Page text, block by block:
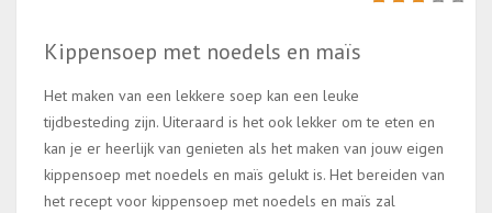
Kippensoep met noedels en maïs
Het maken van een lekkere soep kan een leuke
tijdbesteding zijn. Uiteraard is het ook lekker om te eten en
kan je er heerlijk van genieten als het maken van jouw eigen
kippensoep met noedels en maïs gelukt is. Het bereiden van
het recept voor kippensoep met noedels en maïs zal